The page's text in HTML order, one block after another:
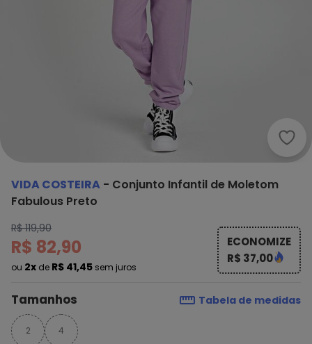
VIDA COSTEIRA - Conjunto Infantil de Moletom
Fabulous Preto
R$ 119,90
R$ 82,90
ou 2x de R$ 41,45 sem juros
ECONOMIZE
R$ 37,00
Tamanhos Tabela de medidas
2 4